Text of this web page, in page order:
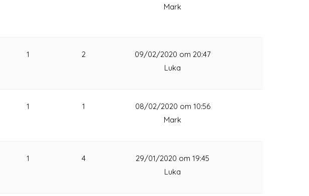
Mark
1 2
09/02/2020 om 20:47
Luka
1 1
08/02/2020 om 10:56
Mark
1 4
29/01/2020 om 19:45
Luka